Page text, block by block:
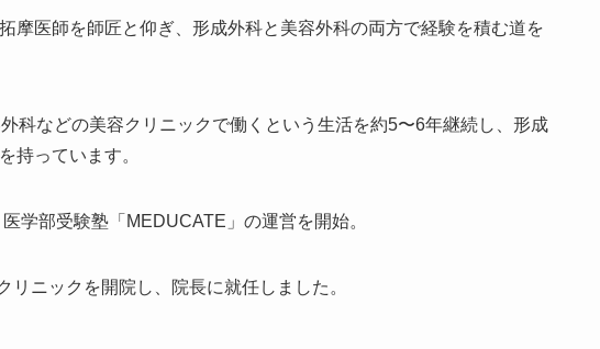
摩医師を師匠と仰ぎ、形成外科と美容外科の両方で経験を積む道を
科などの美容クリニックで働くという生活を約5〜6年継続し、形成
持っています。
学部受験塾「MEDUCATE」の運営を開始。
ニックを開院し、院長に就任しました。